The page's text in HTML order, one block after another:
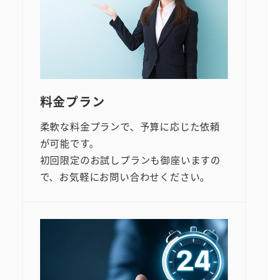
料金プラン
柔軟な料金プランで、予算に応じた依頼
が可能です。
初回限定のお試しプランも御座いますの
で、お気軽にお問い合わせください。